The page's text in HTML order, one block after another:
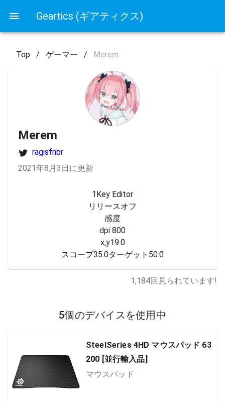
Geartics (ギアティクス)
Top / ゲーマー / Merem
Merem
ragisfnbr
2021年8月3日に更新
1Key Editor
リリースオフ
感度
dpi 800
x,y19.0
スコープ35.0ターゲット50.0
1,184回見られています!
5個のデバイスを使用中
SteelSeries 4HD マウスパッド 63
200 [並行輸入品]
マウスパッド